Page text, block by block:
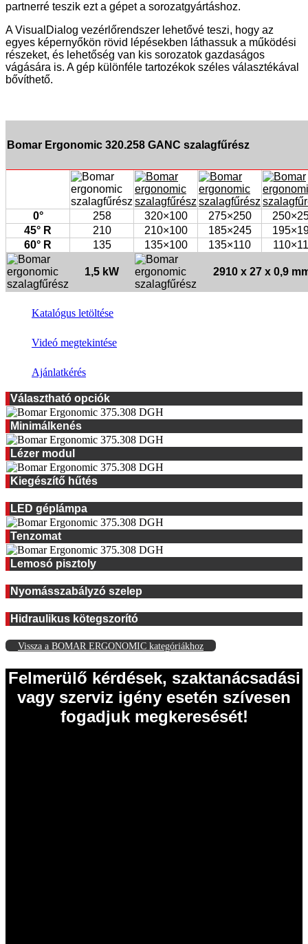
partnerré teszik ezt a gépet a sorozatgyártáshoz.
A VisualDialog vezérlőrendszer lehetővé teszi, hogy az
egyes képernyőkön rövid lépésekben láthassuk a működési
részeket, és lehetőség van kis sorozatok gazdaságos
vágására is. A gép különféle tartozékok széles választékával
bővíthető.
Bomar Ergonomic 320.258 GANC szalagfűrész
0° 258 320×100 275×250
45° R
210 210×100 185×245
60° R
135 135×100 135×110
1,5 kW 2910 x 27 x 0,9
Katalógus letöltése
Videó megtekintése
Ajánlatkérés
Választható opciók
Minimálkenés
Lézer modul
Kiegészítő hűtés
LED géplámpa
Tenzomat
Lemosó pisztoly
Nyomásszabályzó szelep
Hidraulikus kötegszorító
Vissza a BOMAR ERGONOMIC kategóriákhoz
Felmerülő kérdések, szaktanácsadási
vagy szerviz igény esetén szívesen
fogadjuk megkeresését!